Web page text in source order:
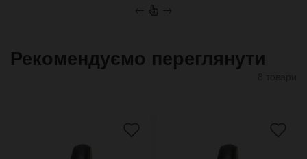
← →
Рекомендуємо переглянути